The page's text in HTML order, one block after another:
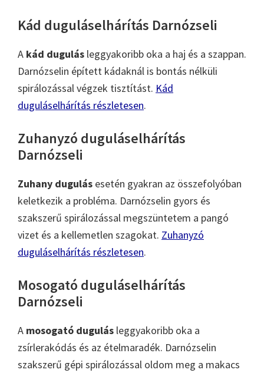
Kád duguláselhárítás Darnózseli
A kád dugulás leggyakoribb oka a haj és a szappan.
Darnózselin épített kádaknál is bontás nélküli
spirálozással végzek tisztítást. Kád
duguláselhárítás részletesen.
Zuhanyzó duguláselhárítás
Darnózseli
Zuhany dugulás esetén gyakran az összefolyóban
keletkezik a probléma. Darnózselin gyors és
szakszerű spirálozással megszüntetem a pangó
vizet és a kellemetlen szagokat. Zuhanyzó
duguláselhárítás részletesen.
Mosogató duguláselhárítás
Darnózseli
A mosogató dugulás leggyakoribb oka a
zsírlerakódás és az ételmaradék. Darnózselin
szakszerű gépi spirálozással oldom meg a makacs